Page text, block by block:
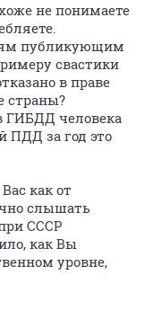
не понимаете
публикующим
свастики
в праве
страны?
ГИБДД человека
ПДД за год это
как от
слышать
СССР
как Вы
уровне,